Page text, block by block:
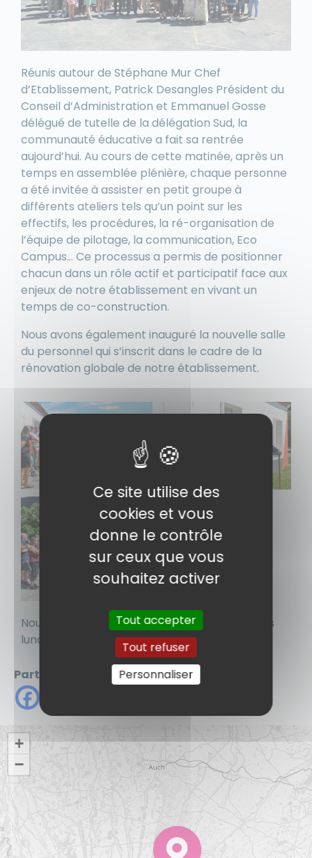
Réunis autour de Stéphane Mur Chef
d’Etablissement, Patrick Desangles Président du
Conseil d’Administration et Emmanuel Gosse
délégué de tutelle de la délégation Sud, la
communauté éducative a fait sa rentrée
aujourd’hui. Au cours de cette matinée, après un
temps en assemblée plénière, chaque personne
a été invitée à assister en petit groupe à
différents ateliers tels qu’un point sur les
effectifs, les procédures, la ré-organisation de
l’équipe de pilotage, la communication, Eco
Campus… Ce processus a permis de positionner
chacun dans un rôle actif et participatif face aux
enjeux de notre établissement en vivant un
temps de co-construction.
Nous avons également inauguré la nouvelle salle
du personnel qui s’inscrit dans le cadre de la
rénovation globale de notre établissement.
Nous sommes prêts à accueillir nos élèves dès
lundi matin !
Partager
+
−
Ce site utilise des
cookies et vous
donne le contrôle
sur ceux que vous
souhaitez activer
Tout accepter
Tout refuser
Personnaliser